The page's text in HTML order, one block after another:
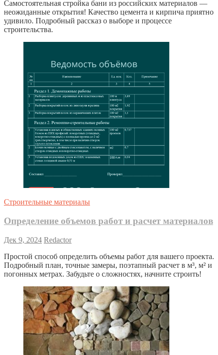
Самостоятельная стройка бани из российских материалов —
неожиданные открытия! Качество цемента и кирпича приятно
удивило. Подробный рассказ о выборе и процессе
строительства.
Строительные материалы
Определение объемов работ и расчет материалов
Дек 9, 2024 Redactor
Простой способ определить объемы работ для вашего проекта.
Подробный план, точные замеры, поэтапный расчет в м³, м² и
погонных метрах. Забудьте о сложностях, начните строить!